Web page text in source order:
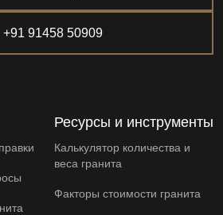
+91 91458 50909
Ресурсы и инструменты
Калькулятор количества и
веса гранита
Факторы стоимости гранита